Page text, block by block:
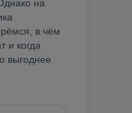
на
в чём
и когда
выгоднее